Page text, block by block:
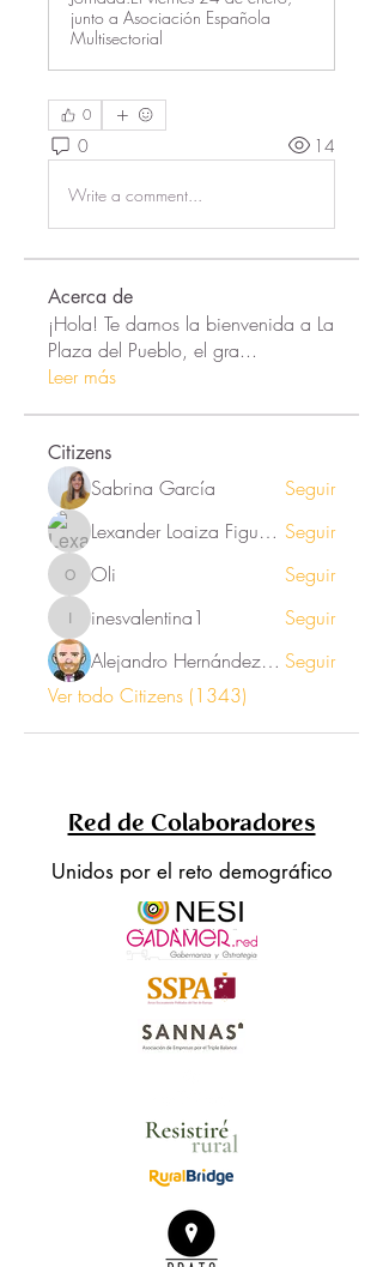
junto a Asociación Española
Multisectorial
0
0 14
Write a comment...
Acerca de
¡Hola! Te damos la bienvenida a La
Plaza del Pueblo, el gra...
Leer más
Citizens
Sabrina García
Seguir
Lexander Loaiza Figueroa Seguir
Oli Oli Seguir
inesvalentina1
inesvalentina1
Seguir
Alejandro Hernández Renner Seguir
Ver todo Citizens (1343)
Red de Colaboradores
Unidos por el reto demográfico